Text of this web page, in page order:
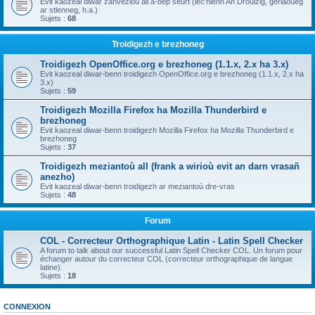
ar stlenneg, h.a.)
Sujets : 68
Troidigezh e brezhoneg
Troidigezh OpenOffice.org e brezhoneg (1.1.x, 2.x ha 3.x)
Evit kaozeal diwar-benn troidigezh OpenOffice.org e brezhoneg (1.1.x, 2.x ha
3.x)
Sujets : 59
Troidigezh Mozilla Firefox ha Mozilla Thunderbird e
brezhoneg
Evit kaozeal diwar-benn troidigezh Mozilla Firefox ha Mozilla Thunderbird e
brezhoneg
Sujets : 37
Troidigezh meziantoù all (frank a wirioù evit an darn vrasañ
anezho)
Evit kaozeal diwar-benn troidigezh ar meziantoù dre-vras
Sujets : 48
Forum
COL - Correcteur Orthographique Latin - Latin Spell Checker
A forum to talk about our successful Latin Spell Checker COL. Un forum pour
échanger autour du correcteur COL (correcteur orthographique de langue
latine).
Sujets : 18
CONNEXION